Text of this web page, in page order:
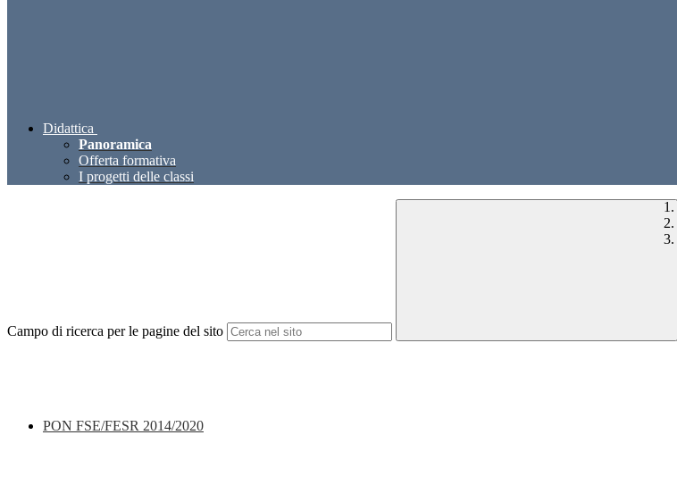
Didattica
Panoramica
Offerta formativa
I progetti delle classi
Campo di ricerca per le pagine del sito
PON FSE/FESR 2014/2020